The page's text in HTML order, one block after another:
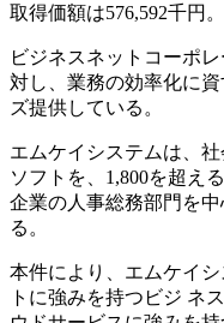
取得価額は576,592千円
ビジネスネットコーポ
対し、業務の効率化に
ズ提供している。
エムケイシステムは、
ソフトを、1,800を超え
企業の人事総務部門を
る。
本件により、エムケイ
トに強みを持つビジ ネ